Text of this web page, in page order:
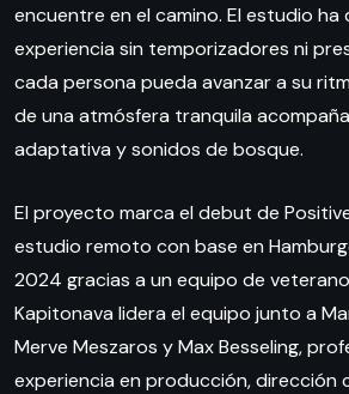
encuentre en el camino. El estudio ha
experiencia sin temporizadores ni
cada persona pueda avanzar a su
de una atmósfera tranquila
adaptativa y sonidos de bosque.
El proyecto marca el debut de
estudio remoto con base en
2024 gracias a un equipo de
Kapitonava lidera el equipo junto a
Merve Meszaros y Max Besseling,
experiencia en producción, dirección